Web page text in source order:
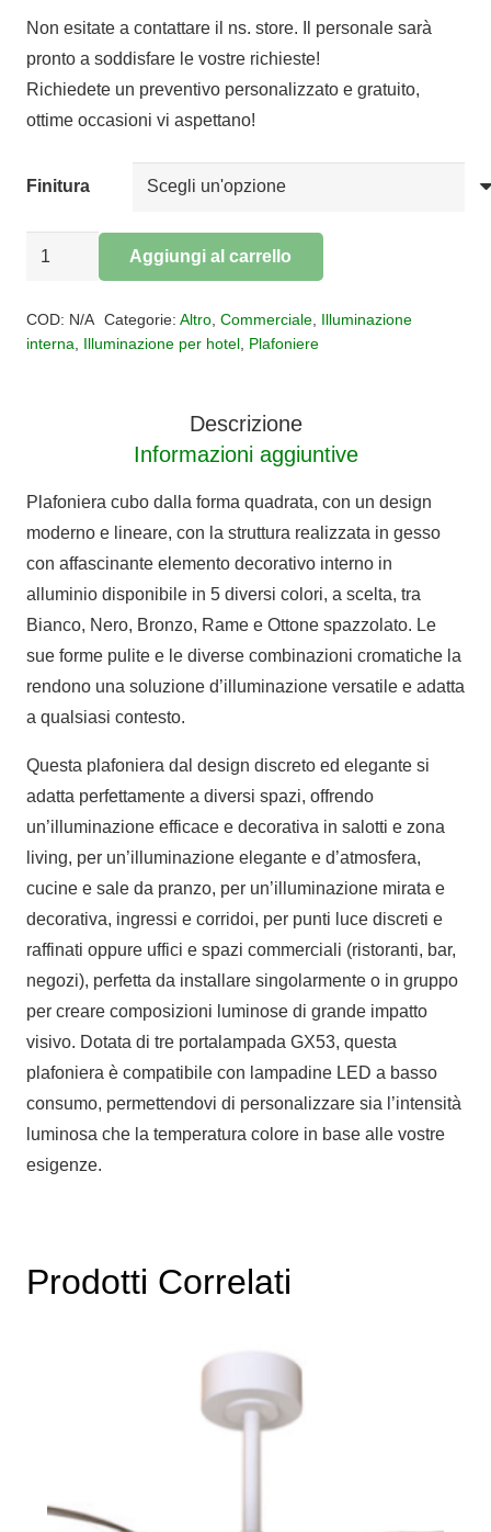
originale
era:
€156,00.
attuale
è:
€127,92.
Non esitate a contattare il ns. store. Il personale sarà
pronto a soddisfare le vostre richieste!
Richiedete un preventivo personalizzato e gratuito,
ottime occasioni vi aspettano!
Finitura
Plafoniera
3
Aggiungi al carrello
COD: N/A Categorie: Altro, Commerciale, Illuminazione
interna, Illuminazione per hotel, Plafoniere
Descrizione
Informazioni aggiuntive
Plafoniera cubo dalla forma quadrata, con un design
moderno e lineare, con la struttura realizzata in gesso
con affascinante elemento decorativo interno in
alluminio disponibile in 5 diversi colori, a scelta, tra
Bianco, Nero, Bronzo, Rame e Ottone spazzolato. Le
sue forme pulite e le diverse combinazioni cromatiche la
rendono una soluzione d’illuminazione versatile e adatta
a qualsiasi contesto.
Questa plafoniera dal design discreto ed elegante si
adatta perfettamente a diversi spazi, offrendo
un’illuminazione efficace e decorativa in salotti e zona
living, per un’illuminazione elegante e d’atmosfera,
cucine e sale da pranzo, per un’illuminazione mirata e
decorativa, ingressi e corridoi, per punti luce discreti e
raffinati oppure uffici e spazi commerciali (ristoranti, bar,
negozi), perfetta da installare singolarmente o in gruppo
per creare composizioni luminose di grande impatto
visivo. Dotata di tre portalampada GX53, questa
plafoniera è compatibile con lampadine LED a basso
consumo, permettendovi di personalizzare sia l’intensità
luminosa che la temperatura colore in base alle vostre
esigenze.
Prodotti Correlati